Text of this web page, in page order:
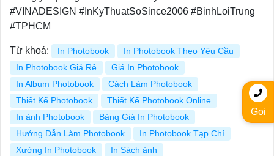
#VINADESIGN #InKyThuatSoSince2006 #BinhLoiTrung
#TPHCM
Từ khoá: In Photobook
In Photobook Theo Yêu Cầu
In Photobook Giá Rẻ
Giá In Photobook
In Album Photobook
Cách Làm Photobook
Thiết Kế Photobook
Thiết Kế Photobook Online
In ảnh Photobook
Bảng Giá In Photobook
Hướng Dẫn Làm Photobook
In Photobook Tạp Chí
Xưởng In Photobook
In Sách ảnh
Gọi